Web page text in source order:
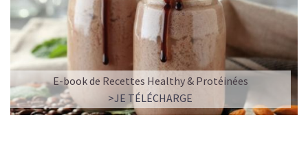
E-book de Recettes Healthy & Protéinées
>JE TÉLÉCHARGE